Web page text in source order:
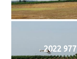
2022 977